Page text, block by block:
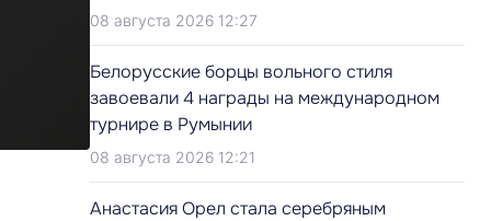
08 августа 2026 12:27
Белорусские борцы вольного стиля
завоевали 4 награды на международном
турнире в Румынии
08 августа 2026 12:21
Анастасия Орел стала серебряным